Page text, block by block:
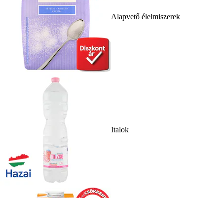
Alapvető élelmiszerek
Italok